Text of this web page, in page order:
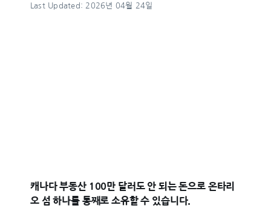
Last Updated: 2026년 04월 24일
캐나다 부동산 100만 달러도 안 되는 돈으로 온타리
오 섬 하나를 통째로 소유할 수 있습니다.